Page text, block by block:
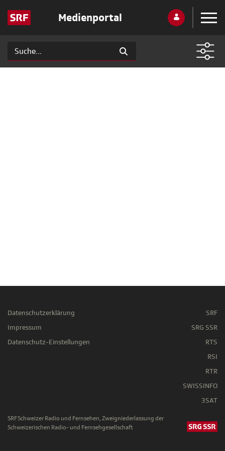
Medienportal
Datenschutzerklärung
Impressum
Datenschutz-Einstellungen
SRF
SRG SSR
RTS
RSI
RTR
SWISSINFO
3SAT
SRF Schweizer Radio und Fernsehen, Zweigniederlassung der
Schweizerischen Radio- und Fernsehgesellschaft